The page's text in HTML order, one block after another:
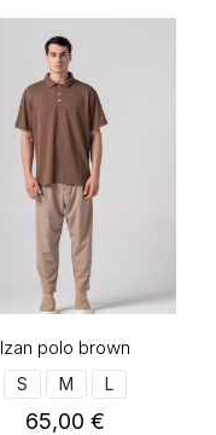
προϊόν
έχει
πολλαπλές
παραλλαγές.
Οι
επιλογές
μπορούν
να
επιλεγούν
στη
σελίδα
του
προϊόντος
Izan polo brown
S M L
65,00€